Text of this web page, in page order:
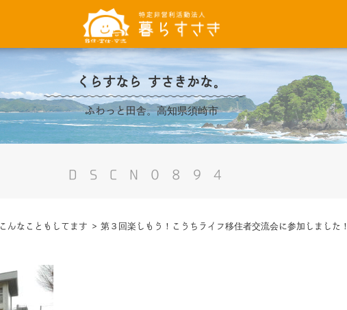
くらすなら すさきかな。
ふわっと田舎。高知県須崎市
DSCN0894
こんなこともしてます > 第３回楽しもう！こうちライフ移住者交流会に参加しました！